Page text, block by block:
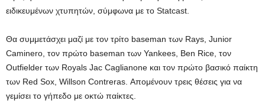
ειδικευμένων χτυπητών, σύμφωνα με το Statcast.
Θα συμμετάσχει μαζί με τον τρίτο baseman των Rays, Junior
Caminero, τον πρώτο baseman των Yankees, Ben Rice, τον
Outfielder των Royals Jac Caglianone και τον πρώτο βασικό παίκτη
των Red Sox, Willson Contreras. Απομένουν τρεις θέσεις για να
γεμίσει το γήπεδο με οκτώ παίκτες.